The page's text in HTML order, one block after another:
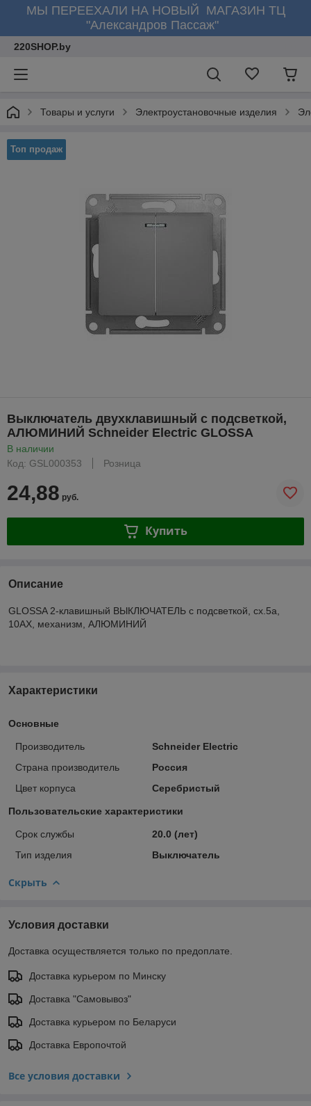
МЫ ПЕРЕЕХАЛИ НА НОВЫЙ МАГАЗИН ТЦ
"Александров Пассаж"
220SHOP.by
Товары и услуги Электроустановочные изделия
Топ продаж
Выключатель двухклавишный с подсветкой,
АЛЮМИНИЙ Schneider Electric GLOSSA
В наличии
Код: GSL000353
Розница
24,88 руб.
Купить
Описание
GLOSSA 2-клавишный ВЫКЛЮЧАТЕЛЬ с подсветкой, сх.5а,
10АХ, механизм, АЛЮМИНИЙ
Характеристики
Основные
Производитель
Schneider Electric
Страна производитель
Россия
Цвет корпуса
Серебристый
Пользовательские характеристики
Срок службы
20.0 (лет)
Тип изделия
Выключатель
Скрыть
Условия доставки
Доставка осуществляется только по предоплате.
Доставка курьером по Минску
Доставка "Самовывоз"
Доставка курьером по Беларуси
Доставка Европочтой
Все условия доставки